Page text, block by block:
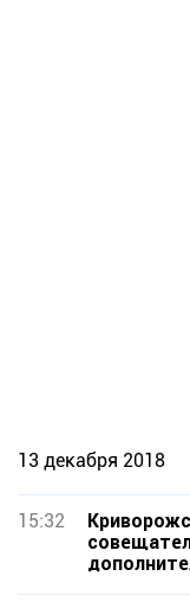
13 декабря 2018
15:32